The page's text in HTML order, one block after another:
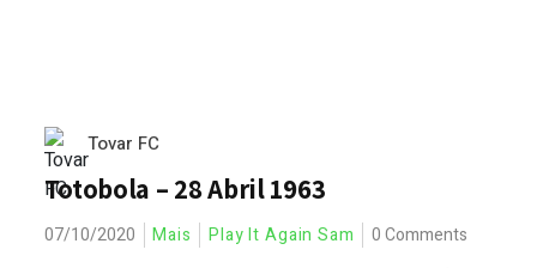
Tovar FC
Totobola – 28 Abril 1963
07/10/2020 Mais Play It Again Sam 0 Comments